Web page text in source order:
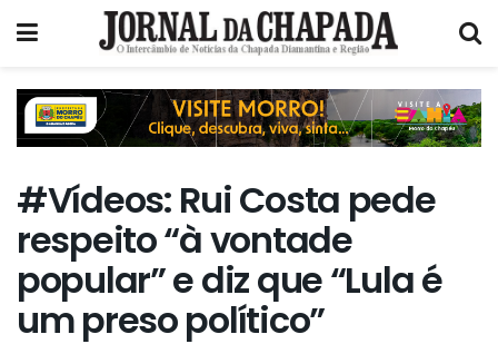
#Vídeos: Rui Costa pede
respeito “à vontade
popular” e diz que “Lula é
um preso político”